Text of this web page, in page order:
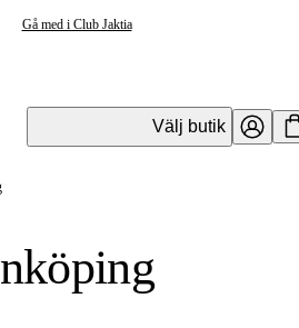
Gå med i Club Jaktia
Välj butik